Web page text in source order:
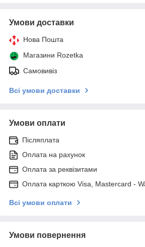
Умови доставки
Нова Пошта
Магазини Rozetka
Самовивіз
Всі умови доставки
Умови оплати
Післяплата
Оплата на рахунок
Оплата за реквізитами
Оплата карткою Visa, Mastercard -
Всі умови оплати
Умови повернення